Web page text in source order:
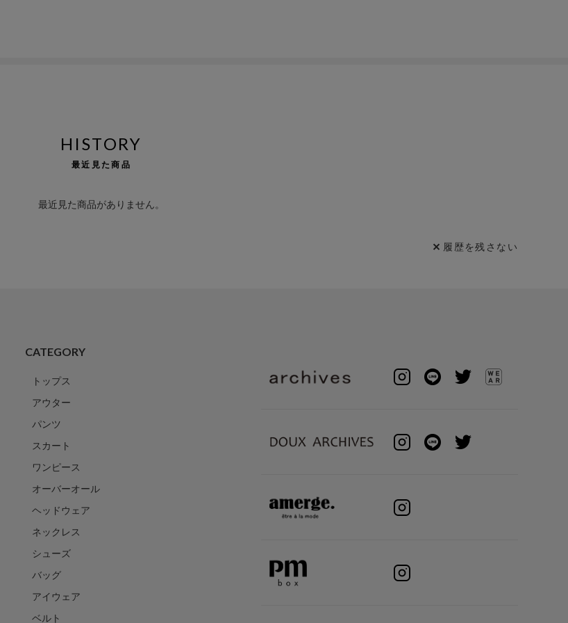
HISTORY
最近見た商品
最近見た商品がありません。
履歴を残さない
CATEGORY
トップス
アウター
パンツ
スカート
ワンピース
オーバーオール
ヘッドウェア
ネックレス
シューズ
バッグ
アイウェア
ベルト